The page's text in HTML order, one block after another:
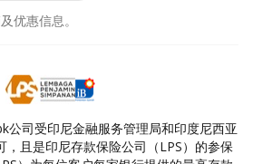
优惠信息。
公司受印尼金融服务管理局和印度尼西亚
，且是印尼存款保险公司（LPS）的参保